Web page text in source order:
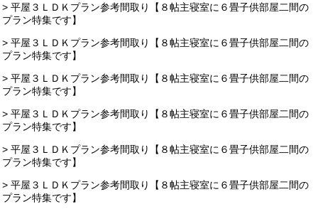
> 平屋３ＬＤＫプラン参考間取り【８帖主寝室に６畳子供部屋二間の
プラン特集です】
> 平屋３ＬＤＫプラン参考間取り【８帖主寝室に６畳子供部屋二間の
プラン特集です】
> 平屋３ＬＤＫプラン参考間取り【８帖主寝室に６畳子供部屋二間の
プラン特集です】
> 平屋３ＬＤＫプラン参考間取り【８帖主寝室に６畳子供部屋二間の
プラン特集です】
> 平屋３ＬＤＫプラン参考間取り【８帖主寝室に６畳子供部屋二間の
プラン特集です】
> 平屋３ＬＤＫプラン参考間取り【８帖主寝室に６畳子供部屋二間の
プラン特集です】